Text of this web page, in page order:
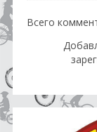
Всего